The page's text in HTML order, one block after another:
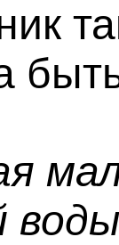
воды